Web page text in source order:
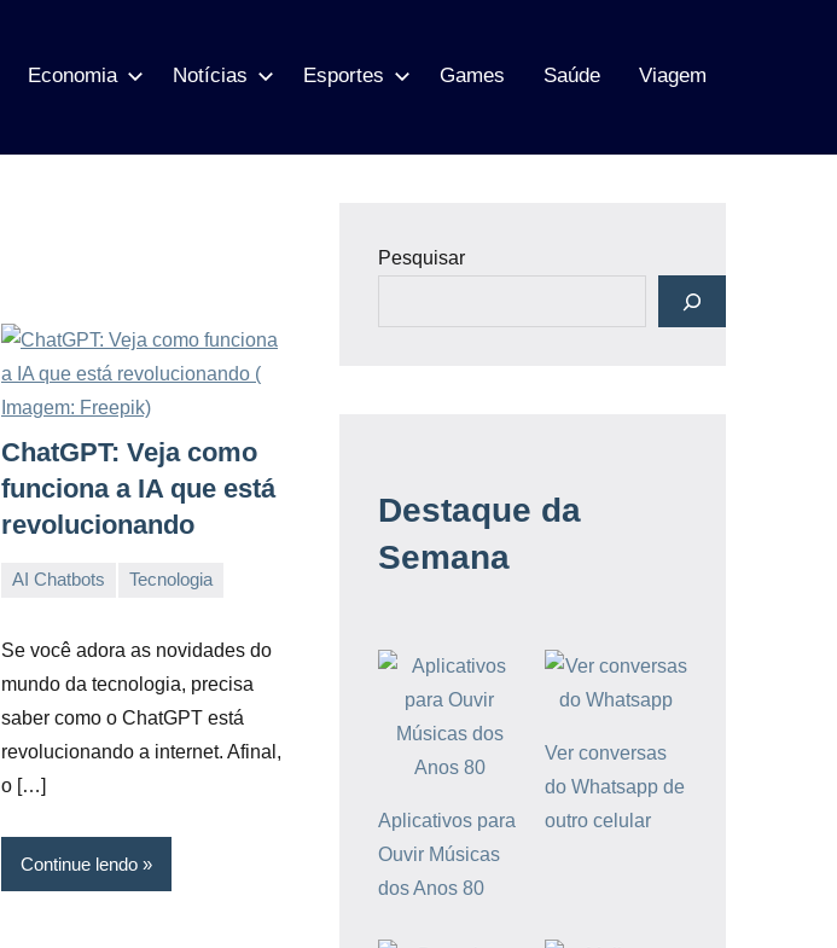
Economia Notícias Esportes Games Saúde Viagem
ChatGPT: Veja como
funciona a IA que está
revolucionando
AI Chatbots Tecnologia
Se você adora as novidades do
mundo da tecnologia, precisa
saber como o ChatGPT está
revolucionando a internet. Afinal,
o […]
Continue lendo
Pesquisar
Destaque da
Semana
Aplicativos para
Ouvir Músicas
dos Anos 80
Ver conversas
do Whatsapp de
outro celular